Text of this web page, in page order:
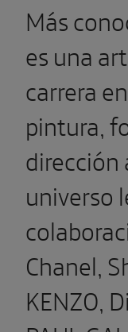
Más
es una
carrera
pintura,
dirección
universo
Chanel,
KENZO,